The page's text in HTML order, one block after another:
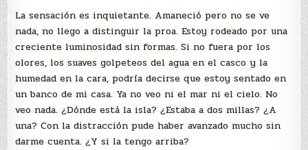
La sensación es inquietante. Amaneció pero no se ve
nada, no llego a distinguir la proa. Estoy rodeado por una
creciente luminosidad sin formas. Si no fuera por los
olores, los suaves golpeteos del agua en el casco y la
humedad en la cara, podría decirse que estoy sentado en
un banco de mi casa. Ya no veo ni el mar ni el cielo. No
veo nada. ¿Dónde está la isla? ¿Estaba a dos millas? ¿A
una? Con la distracción pude haber avanzado mucho sin
darme cuenta. ¿Y si la tengo arriba?